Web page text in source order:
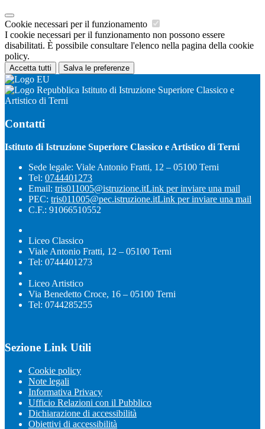
Cookie necessari per il funzionamento
I cookie necessari per il funzionamento non possono essere
disabilitati. È possibile consultare l'elenco nella pagina della cookie
policy.
Accetta tutti Salva le preferenze
Istituto di Istruzione Superiore Classico e
Artistico di Terni
Contatti
Istituto di Istruzione Superiore Classico e Artistico di Terni
Sede legale: Viale Antonio Fratti, 12 – 05100 Terni
Tel: 0744401273
Email: tris011005@istruzione.itLink per inviare una mail
PEC: tris011005@pec.istruzione.itLink per inviare una mail
C.F.: 91066510552
Liceo Classico
Viale Antonio Fratti, 12 – 05100 Terni
Tel: 0744401273
Liceo Artistico
Via Benedetto Croce, 16 – 05100 Terni
Tel: 0744285255
Sezione Link Utili
Cookie policy
Note legali
Informativa Privacy
Ufficio Relazioni con il Pubblico
Dichiarazione di accessibilità
Obiettivi di accessibilità